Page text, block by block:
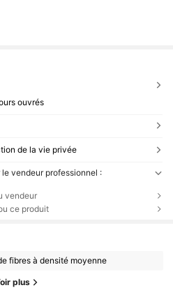
ouvrés
de la vie privée
vendeur professionnel :
vendeur
ce produit
fibres à densité moyenne
plus